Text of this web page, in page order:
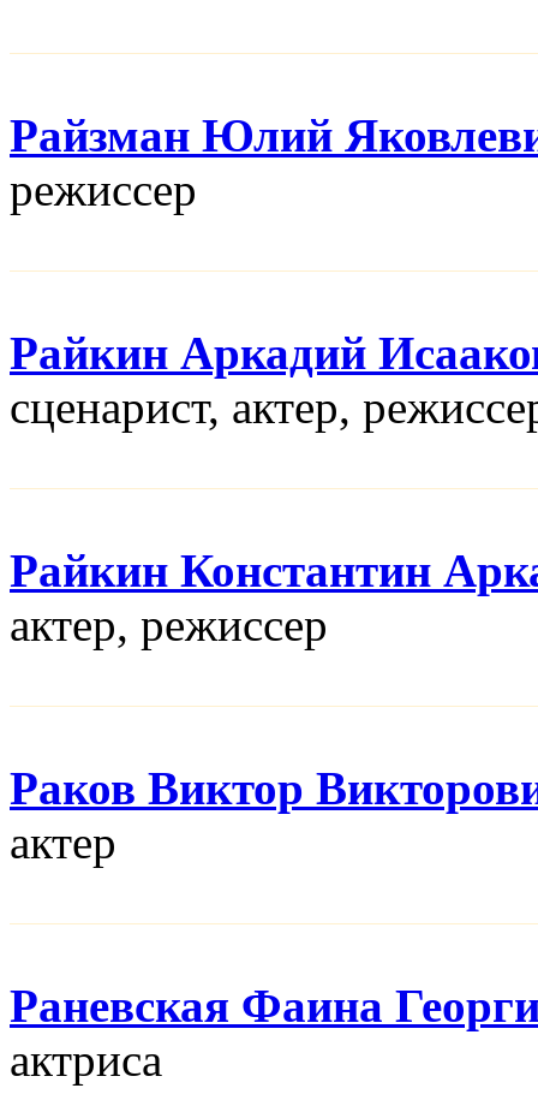
Райзман Юлий
режисcер
Райкин Аркадий
сценарист, актер,
Райкин Константин
актер, режисcер
Раков Виктор
актер
Раневская Фаина
актриса